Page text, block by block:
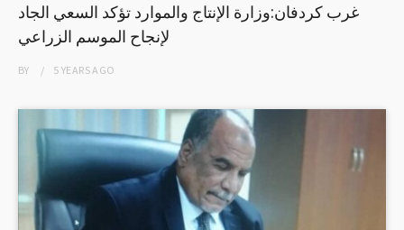
غرب كردفان:وزارة الإنتاج والموارد تؤكد السعي الجاد
لإنجاح الموسم الزراعي
BY 5 YEARSAGO